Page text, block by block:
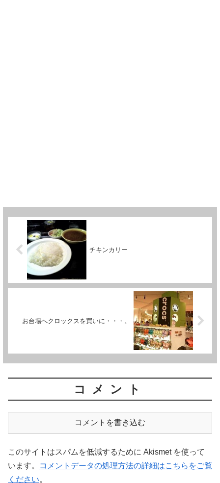
チキンカリー
お台場へクロックスを買いに・・・。
コメント
コメントを書き込む
このサイトはスパムを低減するために Akismet を使って
います。
コメントデータの処理方法の詳細はこちらをご覧
ください。